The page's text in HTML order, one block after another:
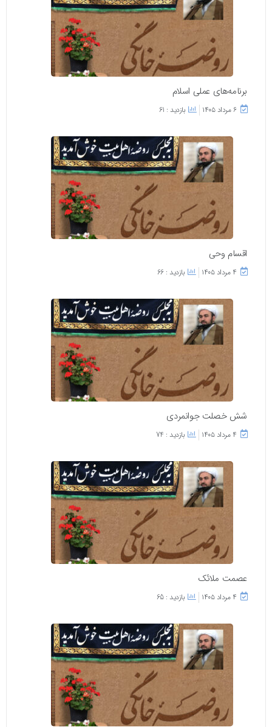
برنامه‌های عملی اسلام
۶ مرداد ۱۴۰۵ بازدید : 61
اقسام وحی
۴ مرداد ۱۴۰۵ بازدید : 66
شش خصلت جوانمردی
۴ مرداد ۱۴۰۵ بازدید : 74
عصمت ملائک
۴ مرداد ۱۴۰۵ بازدید : 65